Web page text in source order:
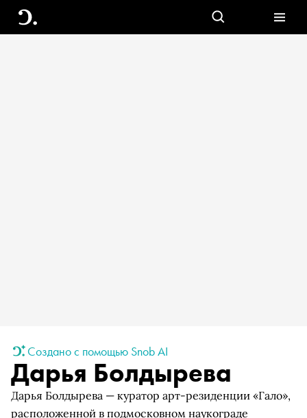
Создано с помощью Snob AI
Дарья Болдырева
Дарья Болдырева — куратор арт-резиденции «Гало»,
расположенной в подмосковном наукограде